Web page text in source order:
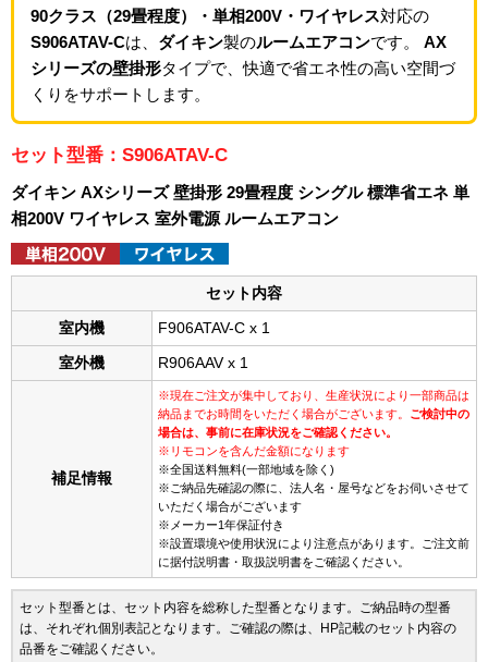
90クラス（29畳程度）・単相200V・ワイヤレス対応の
S906ATAV-Cは、 ダイキン製のルームエアコンです。 AX
シリーズの壁掛形タイプで、快適で省エネ性の高い空間づ
くりをサポートします。
セット型番：S906ATAV-C
ダイキン AXシリーズ 壁掛形 29畳程度 シングル 標準省エネ 単
相200V ワイヤレス 室外電源 ルームエアコン
セット内容
室内機 F906ATAV-C x 1
室外機 R906AAV x 1
補足情報
※現在ご注文が集中しており、生産状況により一部商品は
納品までお時間をいただく場合がございます。 ご検討中の
場合は、事前に在庫状況をご確認ください。
※リモコンを含んだ金額になります
※全国送料無料(一部地域を除く)
※ご納品先確認の際に、法人名・屋号などをお伺いさせて
いただく場合がございます
※メーカー1年保証付き
※設置環境や使用状況により注意点があります。ご注文前
に据付説明書・取扱説明書をご確認ください。
セット型番とは、セット内容を総称した型番となります。ご納品時の型番
は、それぞれ個別表記となります。ご確認の際は、HP記載のセット内容の
品番をご確認ください。